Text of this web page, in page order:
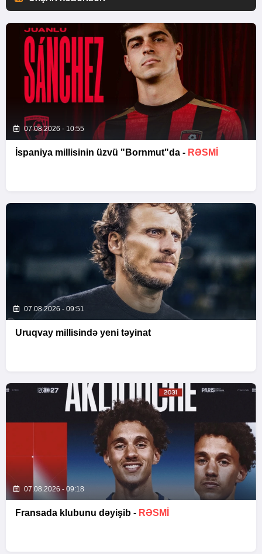
07.08.2026 - 10:55
İspaniya millisinin üzvü "Bornmut"da - RƏSMİ
07.08.2026 - 09:51
Uruqvay millisində yeni təyinat
07.08.2026 - 09:18
Fransada klubunu dəyişib - RƏSMİ